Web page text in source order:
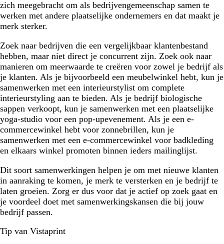
zich meegebracht om als bedrijvengemeenschap samen te
werken met andere plaatselijke ondernemers en dat maakt je
merk sterker.
Zoek naar bedrijven die een vergelijkbaar klantenbestand
hebben, maar niet direct je concurrent zijn. Zoek ook naar
manieren om meerwaarde te creëren voor zowel je bedrijf als
je klanten. Als je bijvoorbeeld een meubelwinkel hebt, kun je
samenwerken met een interieurstylist om complete
interieurstyling aan te bieden. Als je bedrijf biologische
sappen verkoopt, kun je samenwerken met een plaatselijke
yoga-studio voor een pop-upevenement. Als je een e-
commercewinkel hebt voor zonnebrillen, kun je
samenwerken met een e-commercewinkel voor badkleding
en elkaars winkel promoten binnen ieders mailinglijst.
Dit soort samenwerkingen helpen je om met nieuwe klanten
in aanraking te komen, je merk te versterken en je bedrijf te
laten groeien. Zorg er dus voor dat je actief op zoek gaat en
je voordeel doet met samenwerkingskansen die bij jouw
bedrijf passen.
Tip van Vistaprint